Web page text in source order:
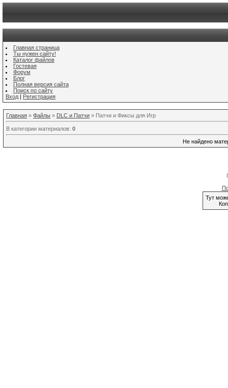
Главная страница
Ты нужен сайту!
Каталог файлов
Гостевая
Форум
Блог
Полная версия сайта
Поиск по сайту
Вход | Регистрация
Главная » Файлы » DLC и Патчи » Патчи и Фиксы для Игр
В категории материалов: 0
Не найдено
Тут